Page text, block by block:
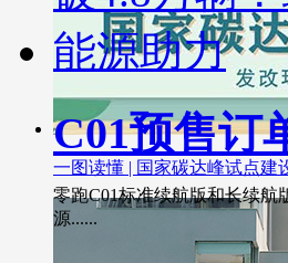
一图读懂 | 国家碳达峰试点建
C01预售订
零跑C01标准续航版和长续航
源......